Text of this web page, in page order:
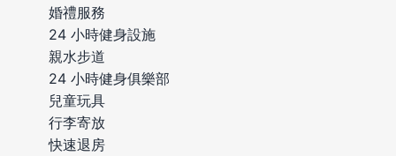
婚禮服務
24 小時健身設施
親水步道
24 小時健身俱樂部
兒童玩具
行李寄放
快速退房